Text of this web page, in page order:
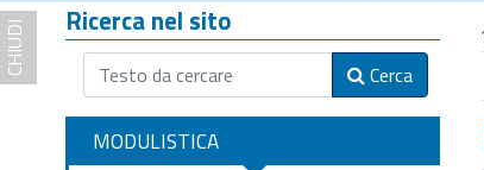
CHIUDI Ricerca nel sito
Cerca
MODULISTICA